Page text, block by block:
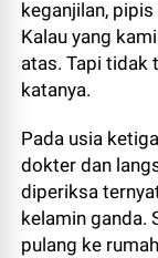
keganjilan,
Kalau yang
atas. Tapi tidak
katanya.
Pada usia
dokter dan
diperiksa
kelamin ganda.
pulang ke